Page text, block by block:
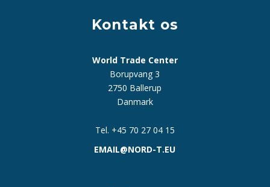
Kontakt os
World Trade Center
Borupvang 3
2750 Ballerup
Danmark
Tel. +45 70 27 04 15
EMAIL@NORD-T.EU